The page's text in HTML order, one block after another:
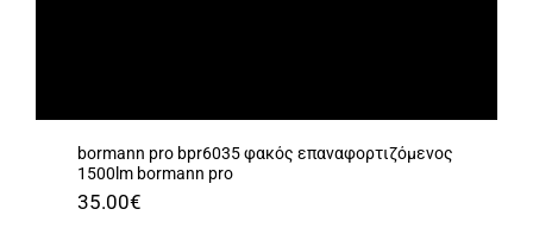
bormann pro bpr6035 φακός επαναφορτιζόμενος
1500lm bormann pro
35.00€